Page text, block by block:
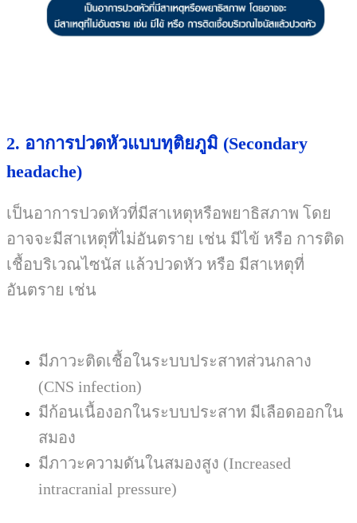
2. อาการปวดหัวแบบทุติยภูมิ (Secondary
headache)
เป็นอาการปวดหัวที่มีสาเหตุหรือพยาธิสภาพ โดย
อาจจะมีสาเหตุที่ไม่อันตราย เช่น มีไข้ หรือ การติด
เชื้อบริเวณไซนัส แล้วปวดหัว หรือ มีสาเหตุที่
อันตราย เช่น
มีภาวะติดเชื้อในระบบประสาทส่วนกลาง
(CNS infection)
มีก้อนเนื้องอกในระบบประสาท มีเลือดออกใน
สมอง
มีภาวะความดันในสมองสูง (Increased
intracranial pressure)